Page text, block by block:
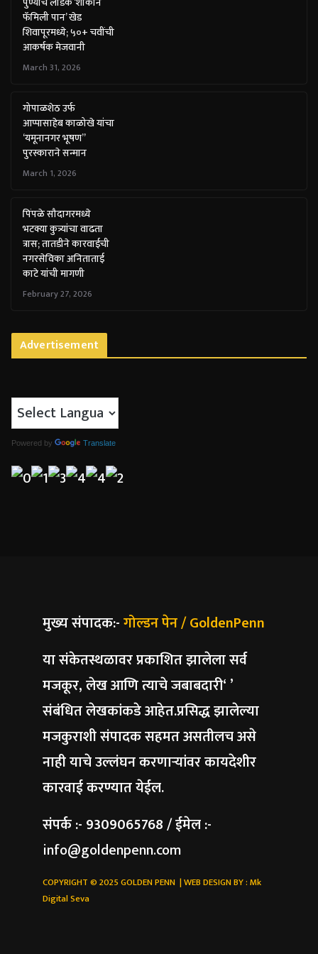
फॅमिली पान’ खेड
शिवापूरमध्ये; ५०+ चवींची
आकर्षक मेजवानी
March 31, 2026
गोपाळशेठ उर्फ
आप्पासाहेब काळोखे यांचा
‘यमूनानगर भूषण”
पुरस्काराने सन्मान
March 1, 2026
पिंपळे सौदागरमध्ये
भटक्या कुत्र्यांचा वाढता
त्रास; तातडीने कारवाईची
नगरसेविका अनिताताई
काटे यांची मागणी
February 27, 2026
Advertisement
Powered by Translate
मुख्य संपादक:-गोल्डन पेन / GoldenPenn
या संकेतस्थळावर प्रकाशित झालेला सर्व
मजकूर, लेख आणि त्याचे जबाबदारी‘ ’
संबंधित लेखकांकडे आहेत.प्रसिद्ध झालेल्या
मजकुराशी संपादक सहमत असतीलच असे
नाही याचे उल्लंघन करणाऱ्यांवर कायदेशीर
कारवाई करण्यात येईल.
संपर्क :- 9309065768 / ईमेल :-
info@goldenpenn.com
COPYRIGHT © 2025 GOLDEN PENN | WEB DESIGN BY :Mk
Digital Seva